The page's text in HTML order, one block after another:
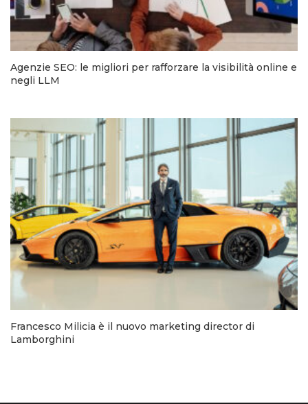
Agenzie SEO: le migliori per rafforzare la visibilità online e
negli LLM
Francesco Milicia è il nuovo marketing director di
Lamborghini